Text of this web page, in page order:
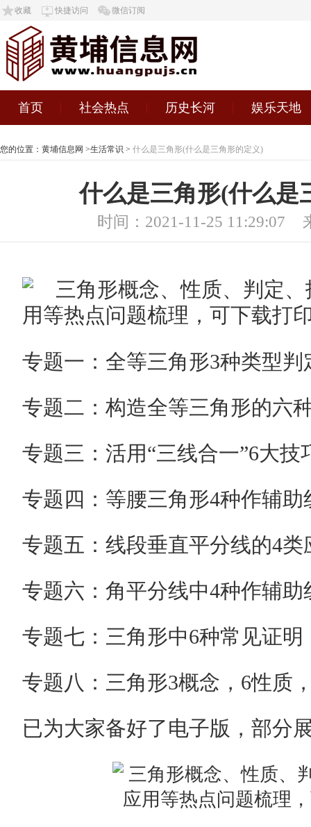
收藏 快捷访问 微信订阅
首页 社会热点 历史长河 娱乐天地
您的位置： 黄埔信息网 >生活常识 > 什么是三角形(什么是三角形的定义)
什么是三角形(什么是
时间：2021-11-25 11:29:07
专题一：全等三角形3种类型判
专题二：构造全等三角形的六
专题三：活用“三线合一”6大技
专题四：等腰三角形4种作辅助
专题五：线段垂直平分线的4类
专题六：角平分线中4种作辅助
专题七：三角形中6种常见证明
专题八：三角形3概念，6性质
已为大家备好了电子版，部分